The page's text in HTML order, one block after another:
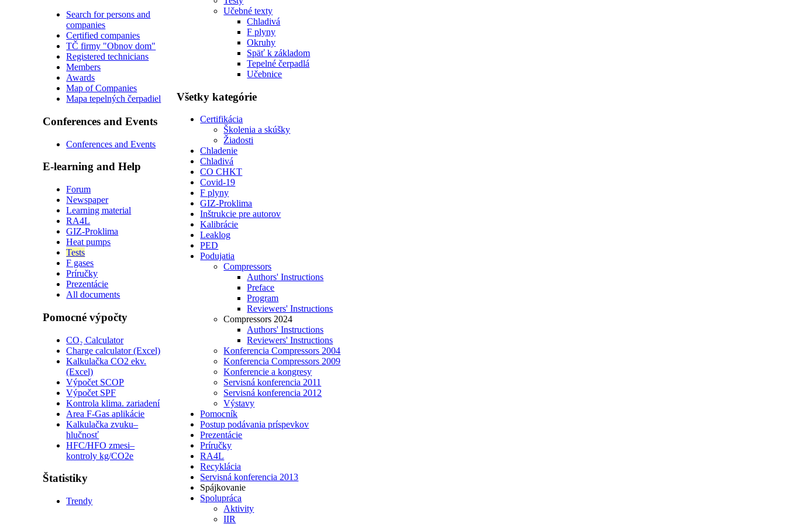
Search for persons and
companies
Certified companies
TČ firmy "Obnov dom"
Registered technicians
Members
Awards
Map of Companies
Mapa tepelných čerpadiel
Conferences and Events
Conferences and Events
E-learning and Help
Forum
Newspaper
Learning material
RA4L
GIZ-Proklima
Heat pumps
Tests
F gases
Príručky
Prezentácie
All documents
Pomocné výpočty
CO₂ Calculator
Charge calculator (Excel)
Kalkulačka CO2 ekv.
(Excel)
Výpočet SCOP
Výpočet SPF
Kontrola klima. zariadení
Area F-Gas aplikácie
Kalkulačka zvuku–
hlučnosť
HFC/HFO zmesi–
kontroly kg/CO2e
Štatistiky
Trendy
Učebné texty
Chladivá
F plyny
Okruhy
Späť k základom
Tepelné čerpadlá
Učebnice
Všetky kategórie
Certifikácia
Školenia a skúšky
Žiadosti
Chladenie
Chladivá
CO CHKT
Covid-19
F plyny
GIZ-Proklima
Inštrukcie pre autorov
Kalibrácie
Leaklog
PED
Podujatia
Compressors
Authors' Instructions
Preface
Program
Reviewers' Instructions
Compressors 2024
Authors' Instructions
Reviewers' Instructions
Konferencia Compressors 2004
Konferencia Compressors 2009
Konferencie a kongresy
Servisná konferencia 2011
Servisná konferencia 2012
Výstavy
Pomocník
Postup podávania príspevkov
Prezentácie
Príručky
RA4L
Recyklácia
Servisná konferencia 2013
Spájkovanie
Spolupráca
Aktivity
IIR